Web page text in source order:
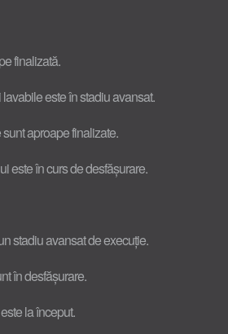
finalizată.
este în stadiu avansat.
aproape finalizate.
este în curs de desfășurare.
stadiu avansat de execuție.
în desfășurare.
la început.